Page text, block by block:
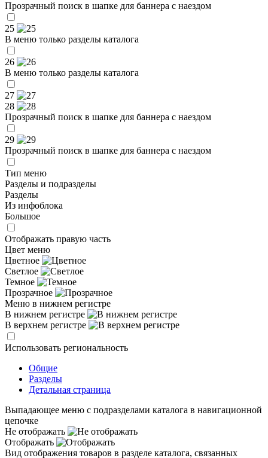
Прозрачный поиск в шапке для баннера с наездом
25
В меню только разделы каталога
26
В меню только разделы каталога
27
28
Прозрачный поиск в шапке для баннера с наездом
29
Прозрачный поиск в шапке для баннера с наездом
Тип меню
Разделы и подразделы
Разделы
Из инфоблока
Большое
Отображать правую часть
Цвет меню
Цветное
Светлое
Темное
Прозрачное
Меню в нижнем регистре
В нижнем регистре
В верхнем регистре
Использовать региональность
Общие
Разделы
Детальная страница
Выпадающее меню с подразделами каталога в навигационной
цепочке
Не отображать
Отображать
Вид отображения товаров в разделе каталога, связанных